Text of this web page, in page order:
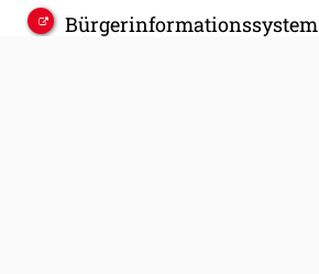
Bürgerinformationssystem